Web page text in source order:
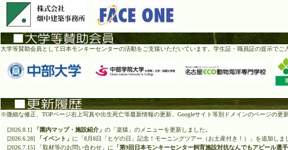
大学等賛助会員として日本モンキーセンターの活動をご支猿いただいています。学生証・職員証の提示でご
※微細な修正、TOPページ右上写真や出生死亡等最新情報の更新、Googleサイト等別ドメインのページの更
[2026.8.1] 「園内マップ・施設紹介」 の「楽猿」のメニューを更新しました。
[2026.6.28]
「イベント」 に「8月8日「ヒゲの日」記念！モーニングツアー（お土産付き！）」を追加しま
[2026.7.15] 「取材等のお問い合わせ」に 「第9回日本モンキーセンター飼育施設対抗なんでもアピール選